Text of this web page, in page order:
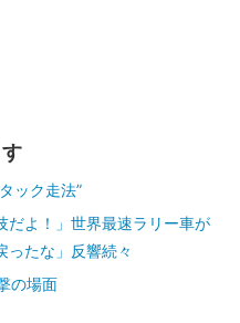
ック走法”
だよ！」世界最速ラリー車が
ったな」反響続々
の場面